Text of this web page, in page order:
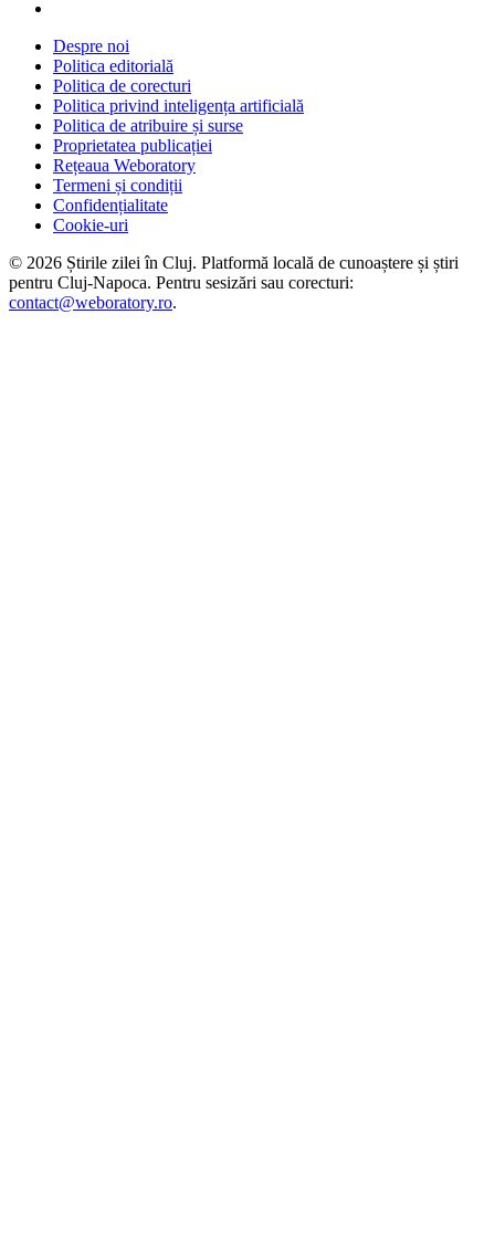
Despre noi
Politica editorială
Politica de corecturi
Politica privind inteligența artificială
Politica de atribuire și surse
Proprietatea publicației
Rețeaua Weboratory
Termeni și condiții
Confidențialitate
Cookie-uri
© 2026 Știrile zilei în Cluj. Platformă locală de cunoaștere și știri
pentru Cluj-Napoca. Pentru sesizări sau corecturi:
contact@weboratory.ro.